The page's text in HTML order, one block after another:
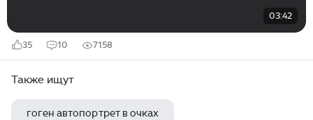
03:42
35 10 7158
Также ищут
гоген автопортрет в очках